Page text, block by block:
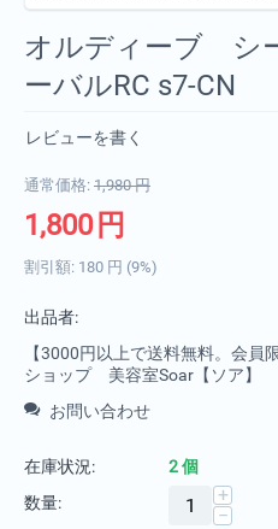
オルディーブ シ
ーバルRC s7-CN
レビューを書く
通常価格: 1,980 円
1,800 円
割引額: 180 円 (9%)
出品者:
【3000円以上で送料無料。会員
ショップ 美容室Soar【ソア】
お問い合わせ
在庫状況:
2 個
数量:
+
−